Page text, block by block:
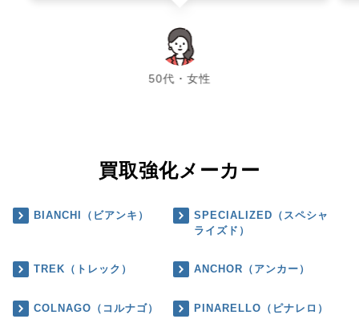
50代・女性
chevron_left chevron_right
買取強化メーカー
BIANCHI（ビアンキ）
SPECIALIZED（スペシャ
ライズド）
TREK（トレック） ANCHOR（アンカー）
COLNAGO（コルナゴ） PINARELLO（ピナレロ）